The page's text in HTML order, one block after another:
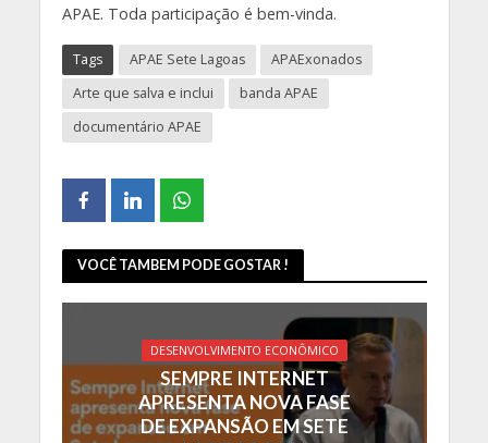
APAE. Toda participação é bem-vinda.
Tags APAE Sete Lagoas
APAExonados
Arte que salva e inclui
banda APAE
documentário APAE
VOCÊ TAMBEM PODE GOSTAR !
DESENVOLVIMENTO ECONÔMICO
SEMPRE INTERNET
APRESENTA NOVA FASE
DE EXPANSÃO EM SETE